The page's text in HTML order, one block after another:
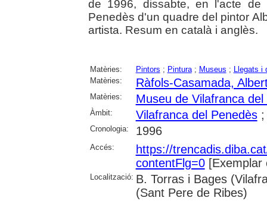
de 1996, dissabte, en l'acte
Penedès d'un quadre del pintor
artista. Resum en català i anglès.
Matèries: Pintors ; Pintura; Museus ;
Llegats i
Matèries:
Ràfols-Casamada,
Matèries: Museu de Vilafranca del
Àmbit: Vilafranca del Penedès
Cronologia: 1996
Accés:
https://
contentFlg=0[Exemplar
Localització: B. Torras i Bages
(Sant Pere de Ribes)